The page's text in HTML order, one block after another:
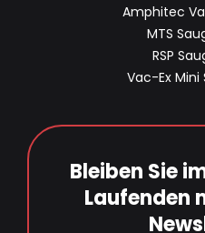
Amphitec
MTS
RSP
Vac-Ex
Bleiben Sie
Laufenden